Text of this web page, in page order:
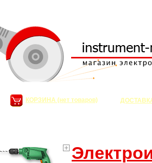
КОРЗИНА (нет товаров)